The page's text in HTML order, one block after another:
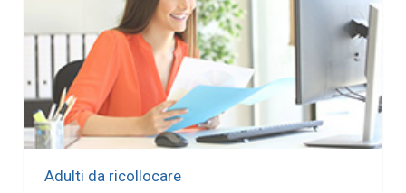
Adulti da ricollocare